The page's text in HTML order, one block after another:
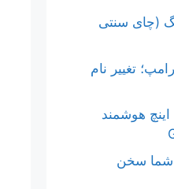
(چای سنتی
تغییر نام
تلویزیون جی پلاس 40 اینچ هوشمند
شما سخن